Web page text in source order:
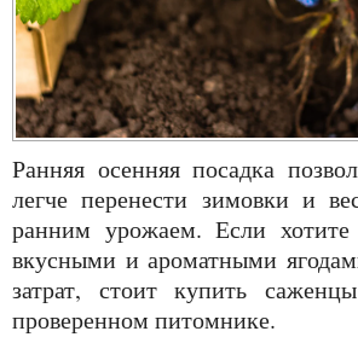
Ранняя осенняя посадка позволяет растению
легче перенести зимовки и
ранним урожаем. Если хотите
вкусными и ароматными
затрат, стоит купить
проверенном питомнике.